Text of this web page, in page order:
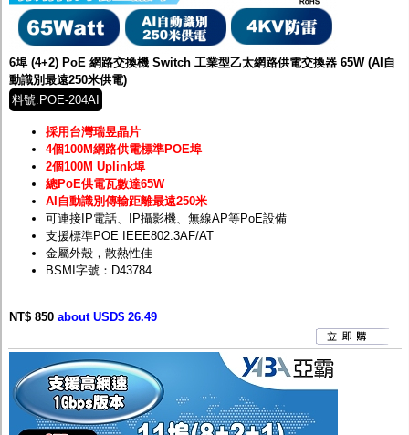
多路攝影機單軸傳輸
監聽器.麥克風
網路設備
視訊轉換設備
雙絞線傳輸器
雜訊改善器
分配放大器
網路線用水晶頭
網路線
懶人線.同軸線.花線
線頭.插座.延長線.HDMI線
集線盒.防水盒.配線盒
變壓器.避雷器
轉接頭
偽裝嚇阻假監視器. 警示防盜貼紙
行車紀錄器.車用插座配件
6埠 (4+2) PoE 網路交換機 Switch 工業型乙太網路供電交換器 65W (AI自
動識別最遠250米供電)
料號:POE-204AI
採用台灣瑞昱晶片
4個100M網路供電標準POE埠
2個100M Uplink埠
總PoE供電瓦數達65W
AI自動識別傳輸距離最遠250米
可連接IP電話、IP攝影機、無線AP等PoE設備
支援標準POE IEEE802.3AF/AT
金屬外殼，散熱性佳
BSMI字號：D43784
NT$ 850 about USD$ 26.49